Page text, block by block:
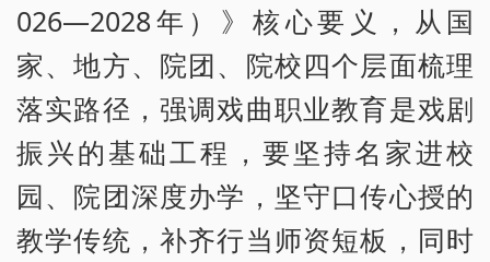
026—2028年）》 核心要义，从国
家、地方、院团、院校四个层面梳理
落实路径，强调戏曲职业教育是戏剧
振兴的基础工程，要坚持名家进校
园、院团深度办学，坚守口传心授的
教学传统，补齐行当师资短板，同时